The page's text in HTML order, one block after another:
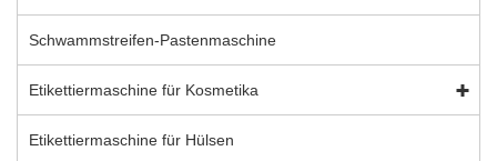
Schwammstreifen-Pastenmaschine
Etikettiermaschine für Kosmetika
Etikettiermaschine für Hülsen